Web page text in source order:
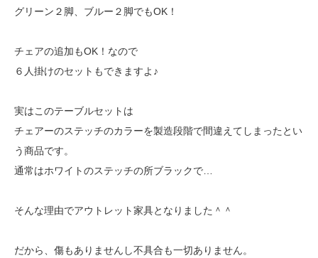
グリーン２脚、ブルー２脚でもOK！
チェアの追加もOK！なので
６人掛けのセットもできますよ♪
実はこのテーブルセットは
チェアーのステッチのカラーを製造段階で間違えてしまったとい
う商品です。
通常はホワイトのステッチの所ブラックで…
そんな理由でアウトレット家具となりました＾＾
だから、傷もありませんし不具合も一切ありません。